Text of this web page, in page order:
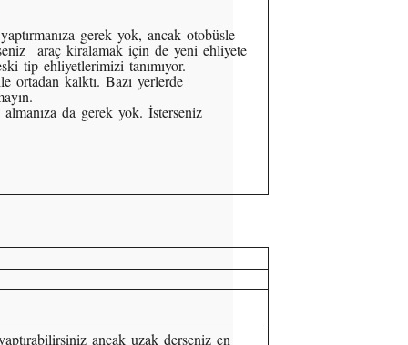
gerek yok, ancak otobüsle
araç kiralamak için de yeni ehliyete
tip ehliyetlerimizi tanımıyor.
ortadan kalktı. Bazı yerlerde
almanıza da gerek yok. İsterseniz
ancak uzak derseniz en